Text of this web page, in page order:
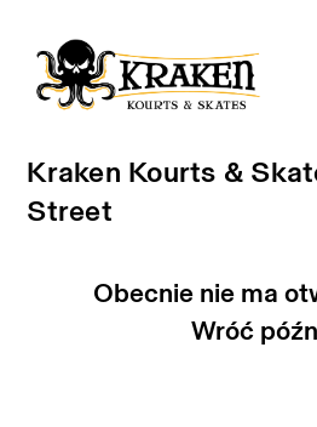
Kraken Kourts &
Street
Obecnie nie ma
Wróć